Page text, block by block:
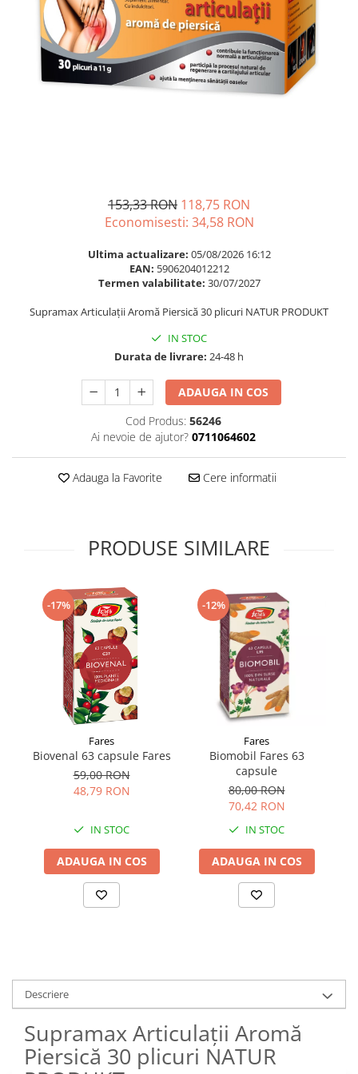
Omega 3
Par si unghii
Probiotice si prebiotice
Somn stres si anxietate
Supliment Complexe
Supliment Vitamina B
Supliment Vitamina E
Tincturi si Gemoderivate
Tuse gat si respiratie
Ingrijire par
Balsam masca si tratament
Produse cu SPF Pentru Fata
Repelenti insecte
153,33 RON 118,75 RON
Economisesti: 34,58 RON
Ultima actualizare: 05/08/2026 16:12
EAN: 5906204012212
Termen valabilitate: 30/07/2027
Supramax Articulații Aromă Piersică 30 plicuri NATUR PRODUKT
IN STOC
Durata de livrare: 24-48 h
ADAUGA IN COS
Cod Produs: 56246
Ai nevoie de ajutor? 0711064602
Adauga la Favorite Cere informatii
PRODUSE SIMILARE
-17%
Fares
Biovenal 63 capsule Fares
59,00 RON
48,79 RON
IN STOC
ADAUGA IN COS
-12%
Fares
Biomobil Fares 63
capsule
80,00 RON
70,42 RON
IN STOC
ADAUGA IN COS
Descriere
Supramax Articulații Aromă
Piersică 30 plicuri NATUR